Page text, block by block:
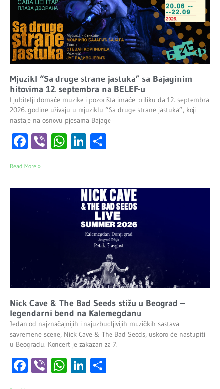
Mjuzikl “Sa druge strane jastuka” sa Bajaginim
hitovima 12. septembra na BELEF-u
Ljubitelji domaće muzike i pozorišta imaće priliku da 12. septembra
2026. godine uživaju u mjuziklu “Sa druge strane jastuka”, koji
nastaje na osnovu pjesama Bajage
Facebook
ViberWhatsApp
LinkedIn
Read More »
Nick Cave & The Bad Seeds stižu u Beograd –
legendarni bend na Kalemegdanu
Jedan od najznačajnijih i najuzbudljivijih muzičkih sastava
savremene scene, Nick Cave & The Bad Seeds, uskoro će nastupiti
u Beogradu. Koncert je zakazan za 7.
Facebook
ViberWhatsApp
LinkedIn